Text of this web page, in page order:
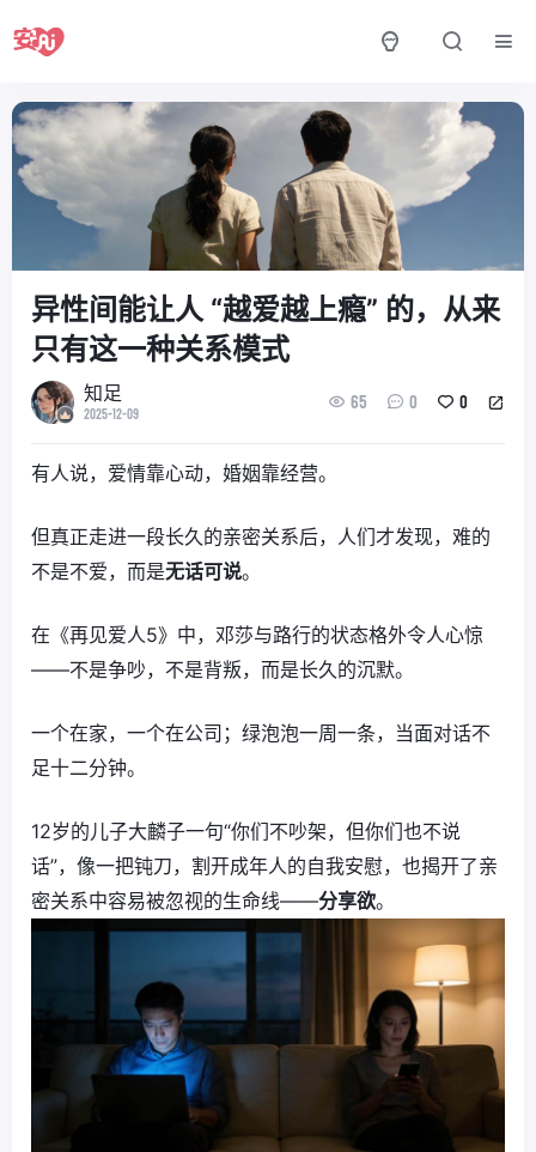
异性间能让人 “越爱越上瘾” 的，从来
只有这一种关系模式
知足
2025-12-09
65 0 0
有人说，爱情靠心动，婚姻靠经营。
但真正走进一段长久的亲密关系后，人们才发现，难的
不是不爱，而是无话可说。
在《再见爱人5》中，邓莎与路行的状态格外令人心惊
——不是争吵，不是背叛，而是长久的沉默。
一个在家，一个在公司；绿泡泡一周一条，当面对话不
足十二分钟。
12岁的儿子大麟子一句“你们不吵架，但你们也不说
话”，像一把钝刀，割开成年人的自我安慰，也揭开了亲
密关系中容易被忽视的生命线——分享欲。